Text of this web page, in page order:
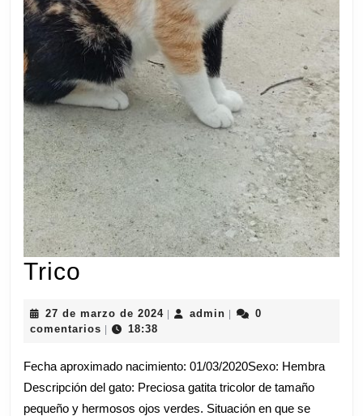
Trico
27 de marzo de 202427
2024
| admin admin
|
0
comentarios | 18:38
Fecha aproximado nacimiento: 01/03/2020Sexo: Hembra
Descripción del gato: Preciosa gatita tricolor de tamaño
pequeño y hermosos ojos verdes. Situación en que se